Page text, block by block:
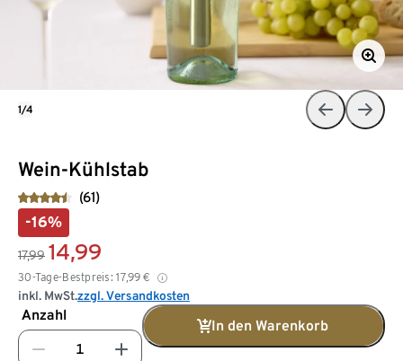
Wein-Kühlstab
(61)
-16%
17,99 14,99
30-Tage-Bestpreis: 17,99 €
inkl. MwSt.zzgl. Versandkosten
Anzahl
In den Warenkorb
1/4